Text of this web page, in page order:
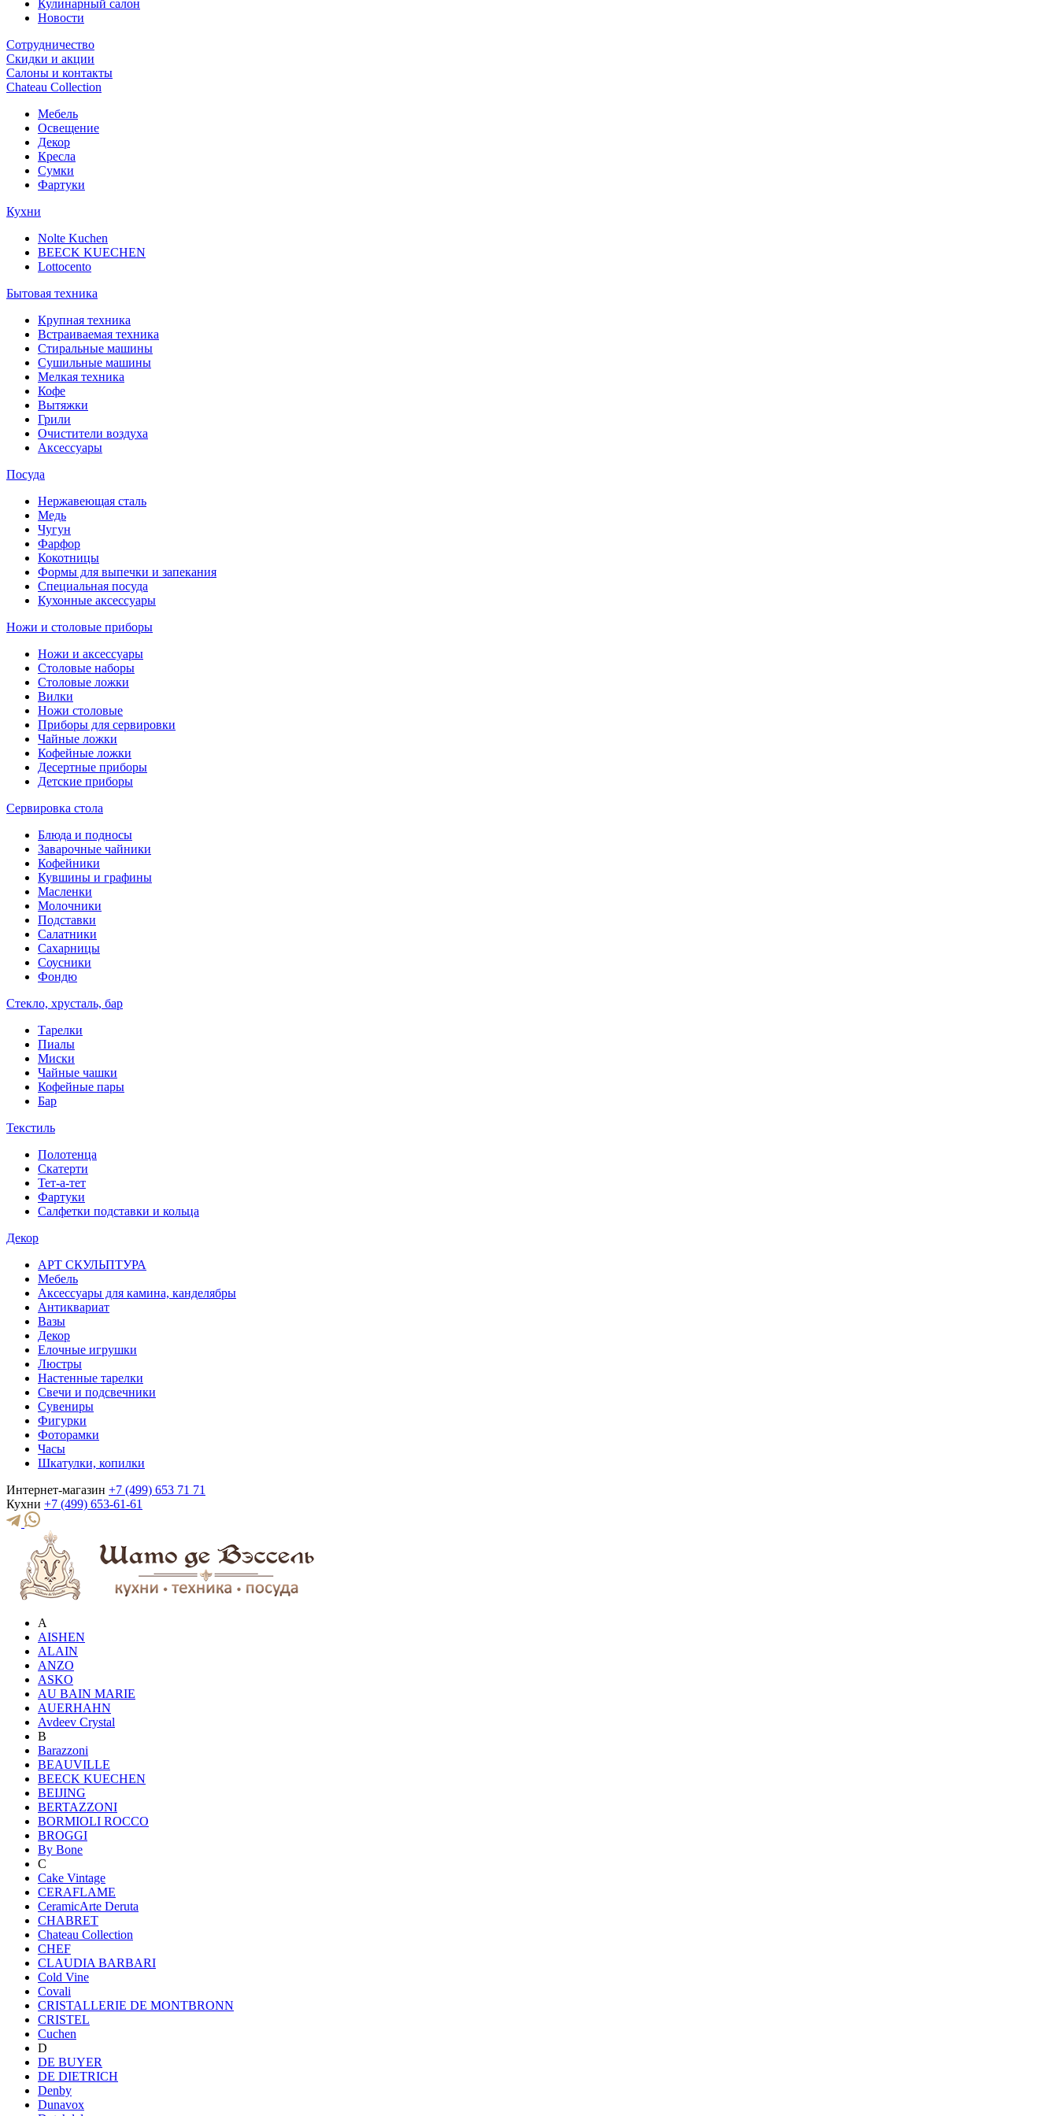
Кулинарный салон
Новости
Сотрудничество
Скидки и акции
Салоны и контакты
Chateau Collection
Мебель
Освещение
Декор
Кресла
Сумки
Фартуки
Кухни
Nolte Kuchen
BEECK KUECHEN
Lottocento
Бытовая техника
Крупная техника
Встраиваемая техника
Стиральные машины
Сушильные машины
Мелкая техника
Кофе
Вытяжки
Грили
Очистители воздуха
Аксессуары
Посуда
Нержавеющая сталь
Медь
Чугун
Фарфор
Кокотницы
Формы для выпечки и запекания
Специальная посуда
Кухонные аксессуары
Ножи и столовые приборы
Ножи и аксессуары
Столовые наборы
Столовые ложки
Вилки
Ножи столовые
Приборы для сервировки
Чайные ложки
Кофейные ложки
Десертные приборы
Детские приборы
Сервировка стола
Блюда и подносы
Заварочные чайники
Кофейники
Кувшины и графины
Масленки
Молочники
Подставки
Салатники
Сахарницы
Соусники
Фондю
Стекло, хрусталь, бар
Тарелки
Пиалы
Миски
Чайные чашки
Кофейные пары
Бар
Текстиль
Полотенца
Скатерти
Тет-а-тет
Фартуки
Салфетки подставки и кольца
Декор
АРТ СКУЛЬПТУРА
Мебель
Аксессуары для камина, канделябры
Антиквариат
Вазы
Декор
Елочные игрушки
Люстры
Настенные тарелки
Свечи и подсвечники
Сувениры
Фигурки
Фоторамки
Часы
Шкатулки, копилки
Интернет-магазин +7 (499) 653 71 71
Кухни +7 (499) 653-61-61
A
AISHEN
ALAIN
ANZO
ASKO
AU BAIN MARIE
AUERHAHN
Avdeev Crystal
B
Barazzoni
BEAUVILLE
BEECK KUECHEN
BEIJING
BERTAZZONI
BORMIOLI ROCCO
BROGGI
By Bone
C
Cake Vintage
CERAFLAME
CeramicArte Deruta
CHABRET
Chateau Collection
CHEF
CLAUDIA BARBARI
Cold Vine
Covali
CRISTALLERIE DE MONTBRONN
CRISTEL
Cuchen
D
DE BUYER
DE DIETRICH
Denby
Dunavox